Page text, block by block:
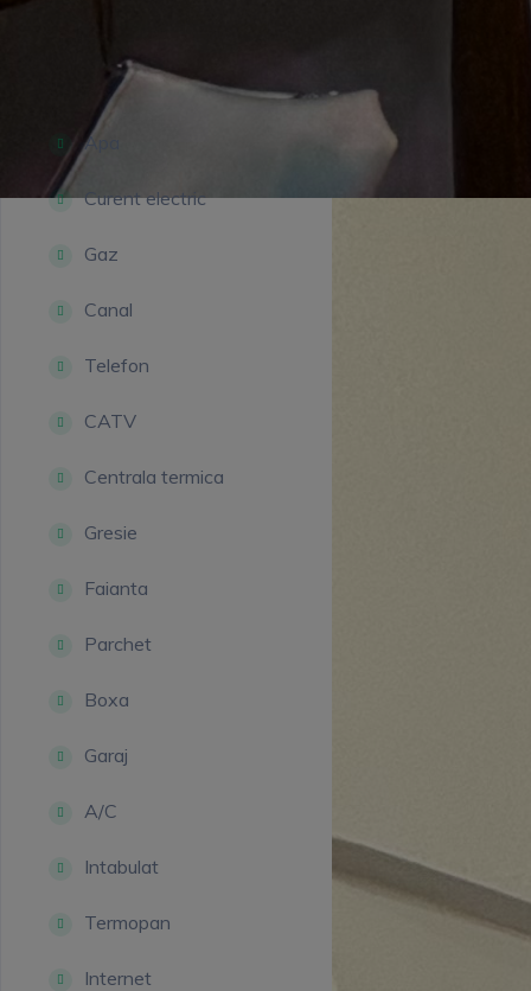
Facilitati
Apa
Curent electric
Gaz
Canal
Telefon
CATV
Centrala termica
Gresie
Faianta
Parchet
Boxa
Garaj
A/C
Intabulat
Termopan
Internet